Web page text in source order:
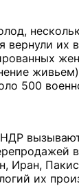
вернули
500
Иран,
их